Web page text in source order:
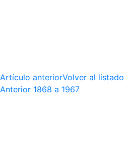
Artículo anteriorVolver al listado
Anterior 1868 a 1967